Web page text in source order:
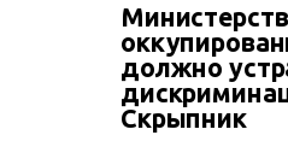
должно
Скрыпник